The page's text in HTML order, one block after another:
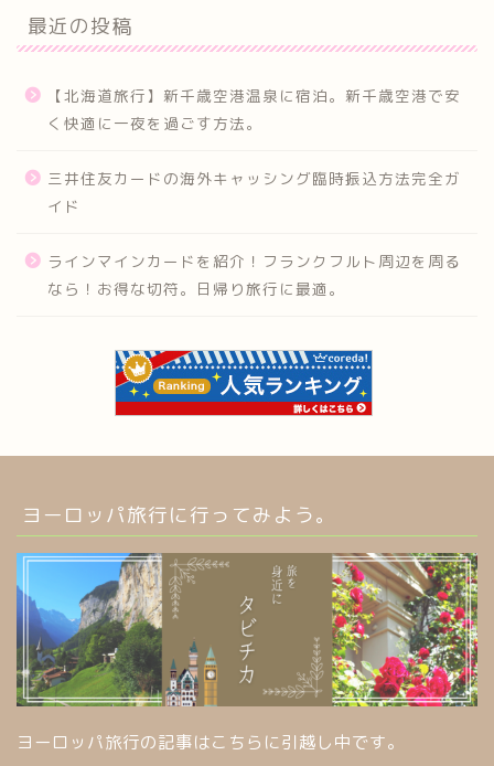
最近の投稿
【北海道旅行】新千歳空港温泉に宿泊。新千歳空港で安
く快適に一夜を過ごす方法。
三井住友カードの海外キャッシング臨時振込方法完全ガ
イド
ラインマインカードを紹介！フランクフルト周辺を周る
なら！お得な切符。日帰り旅行に最適。
ヨーロッパ旅行に行ってみよう。
ヨーロッパ旅行の記事はこちらに引越し中です。